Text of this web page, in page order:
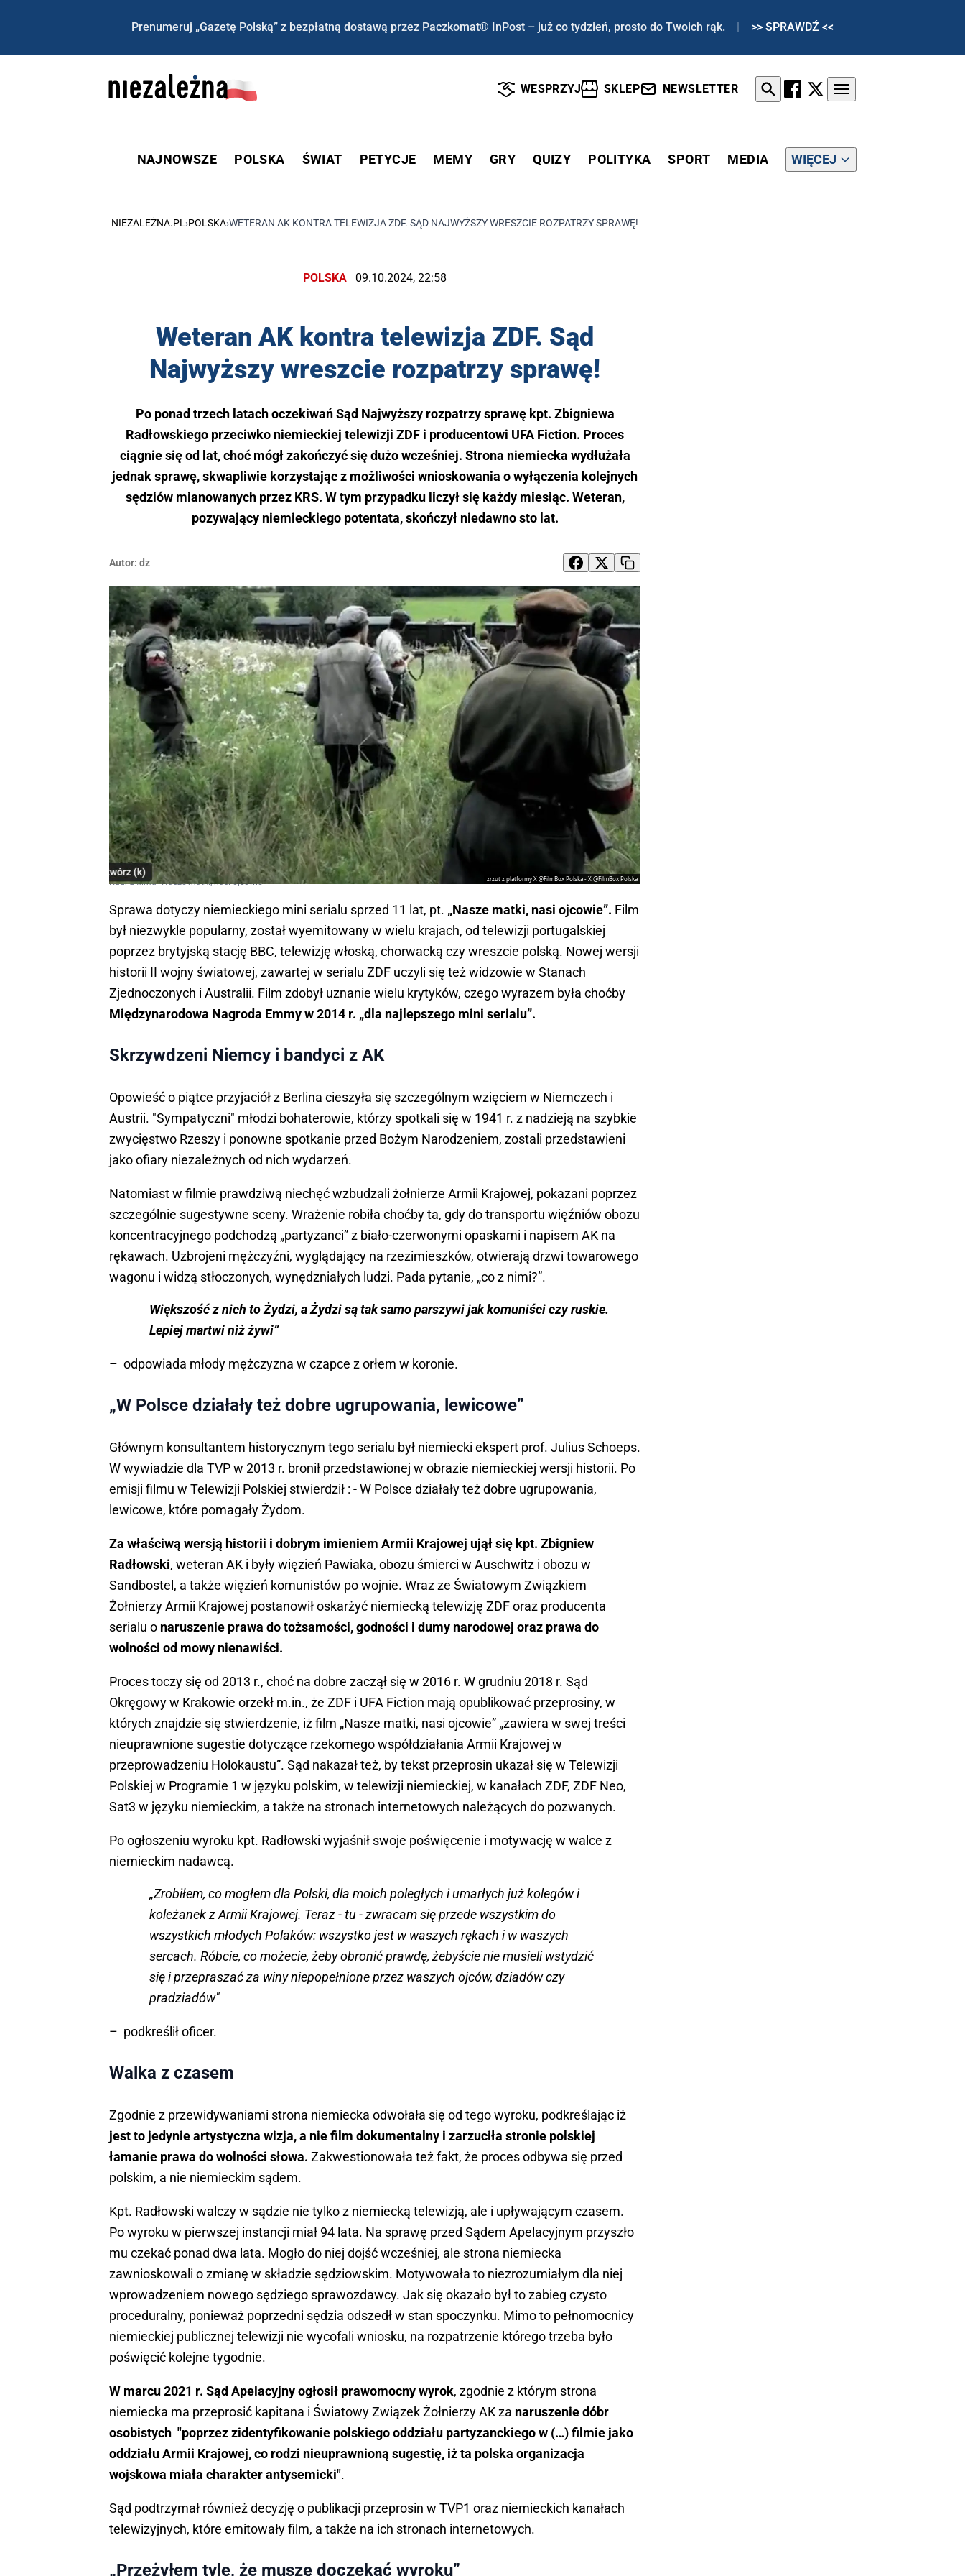
Prenumeruj „Gazetę Polską” z bezpłatną dostawą przez Paczkomat® InPost – już co tydzień, prosto do Twoich rąk. | >> SPRAWDŹ <<
WESPRZYJ SKLEP NEWSLETTER
NAJNOWSZE POLSKA ŚWIAT PETYCJE MEMY GRY QUIZY POLITYKA SPORT MEDIA WIĘCEJ
NIEZALEŻNA.PL ›POLSKA›WETERAN AK KONTRA TELEWIZJA ZDF. SĄD NAJWYŻSZY WRESZCIE ROZPATRZY SPRAWĘ!
POLSKA 09.10.2024, 22:58
Weteran AK kontra telewizja ZDF. Sąd
Najwyższy wreszcie rozpatrzy sprawę!
Po ponad trzech latach oczekiwań Sąd Najwyższy rozpatrzy sprawę kpt. Zbigniewa
Radłowskiego przeciwko niemieckiej telewizji ZDF i producentowi UFA Fiction. Proces
ciągnie się od lat, choć mógł zakończyć się dużo wcześniej. Strona niemiecka wydłużała
jednak sprawę, skwapliwie korzystając z możliwości wnioskowania o wyłączenia kolejnych
sędziów mianowanych przez KRS. W tym przypadku liczył się każdy miesiąc. Weteran,
pozywający niemieckiego potentata, skończył niedawno sto lat.
Autor: dz
zrzut z platformy X @FilmBox Polska - X @FilmBox Polska
Kadr z filmu "Nasze matki, nasi ojcowie"
Sprawa dotyczy niemieckiego mini serialu sprzed 11 lat, pt. „Nasze matki, nasi ojcowie”. Film
był niezwykle popularny, został wyemitowany w wielu krajach, od telewizji portugalskiej
poprzez brytyjską stację BBC, telewizję włoską, chorwacką czy wreszcie polską. Nowej wersji
historii II wojny światowej, zawartej w serialu ZDF uczyli się też widzowie w Stanach
Zjednoczonych i Australii. Film zdobył uznanie wielu krytyków, czego wyrazem była choćby
Międzynarodowa Nagroda Emmy w 2014 r. „dla najlepszego mini serialu”.
Skrzywdzeni Niemcy i bandyci z AK
Opowieść o piątce przyjaciół z Berlina cieszyła się szczególnym wzięciem w Niemczech i
Austrii. "Sympatyczni" młodzi bohaterowie, którzy spotkali się w 1941 r. z nadzieją na szybkie
zwycięstwo Rzeszy i ponowne spotkanie przed Bożym Narodzeniem, zostali przedstawieni
jako ofiary niezależnych od nich wydarzeń.
Natomiast w filmie prawdziwą niechęć wzbudzali żołnierze Armii Krajowej, pokazani poprzez
szczególnie sugestywne sceny. Wrażenie robiła choćby ta, gdy do transportu więźniów obozu
koncentracyjnego podchodzą „partyzanci” z biało-czerwonymi opaskami i napisem AK na
rękawach. Uzbrojeni mężczyźni, wyglądający na rzezimieszków, otwierają drzwi towarowego
wagonu i widzą stłoczonych, wynędzniałych ludzi. Pada pytanie, „co z nimi?”.
Większość z nich to Żydzi, a Żydzi są tak samo parszywi jak komuniści czy ruskie.
Lepiej martwi niż żywi”
– odpowiada młody mężczyzna w czapce z orłem w koronie.
„W Polsce działały też dobre ugrupowania, lewicowe”
Głównym konsultantem historycznym tego serialu był niemiecki ekspert prof. Julius Schoeps.
W wywiadzie dla TVP w 2013 r. bronił przedstawionej w obrazie niemieckiej wersji historii. Po
emisji filmu w Telewizji Polskiej stwierdził : - W Polsce działały też dobre ugrupowania,
lewicowe, które pomagały Żydom.
Za właściwą wersją historii i dobrym imieniem Armii Krajowej ujął się kpt. Zbigniew
Radłowski, weteran AK i były więzień Pawiaka, obozu śmierci w Auschwitz i obozu w
Sandbostel, a także więzień komunistów po wojnie. Wraz ze Światowym Związkiem
Żołnierzy Armii Krajowej postanowił oskarżyć niemiecką telewizję ZDF oraz producenta
serialu o naruszenie prawa do tożsamości, godności i dumy narodowej oraz prawa do
wolności od mowy nienawiści.
Proces toczy się od 2013 r., choć na dobre zaczął się w 2016 r. W grudniu 2018 r. Sąd
Okręgowy w Krakowie orzekł m.in., że ZDF i UFA Fiction mają opublikować przeprosiny, w
których znajdzie się stwierdzenie, iż film „Nasze matki, nasi ojcowie” „zawiera w swej treści
nieuprawnione sugestie dotyczące rzekomego współdziałania Armii Krajowej w
przeprowadzeniu Holokaustu”. Sąd nakazał też, by tekst przeprosin ukazał się w Telewizji
Polskiej w Programie 1 w języku polskim, w telewizji niemieckiej, w kanałach ZDF, ZDF Neo,
Sat3 w języku niemieckim, a także na stronach internetowych należących do pozwanych.
Po ogłoszeniu wyroku kpt. Radłowski wyjaśnił swoje poświęcenie i motywację w walce z
niemieckim nadawcą.
„Zrobiłem, co mogłem dla Polski, dla moich poległych i umarłych już kolegów i
koleżanek z Armii Krajowej. Teraz - tu - zwracam się przede wszystkim do
wszystkich młodych Polaków: wszystko jest w waszych rękach i w waszych
sercach. Róbcie, co możecie, żeby obronić prawdę, żebyście nie musieli wstydzić
się i przepraszać za winy niepopełnione przez waszych ojców, dziadów czy
pradziadów"
– podkreślił oficer.
Walka z czasem
Zgodnie z przewidywaniami strona niemiecka odwołała się od tego wyroku, podkreślając iż
jest to jedynie artystyczna wizja, a nie film dokumentalny i zarzuciła stronie polskiej
łamanie prawa do wolności słowa. Zakwestionowała też fakt, że proces odbywa się przed
polskim, a nie niemieckim sądem.
Kpt. Radłowski walczy w sądzie nie tylko z niemiecką telewizją, ale i upływającym czasem.
Po wyroku w pierwszej instancji miał 94 lata. Na sprawę przed Sądem Apelacyjnym przyszło
mu czekać ponad dwa lata. Mogło do niej dojść wcześniej, ale strona niemiecka
zawnioskowali o zmianę w składzie sędziowskim. Motywowała to niezrozumiałym dla niej
wprowadzeniem nowego sędziego sprawozdawcy. Jak się okazało był to zabieg czysto
proceduralny, ponieważ poprzedni sędzia odszedł w stan spoczynku. Mimo to pełnomocnicy
niemieckiej publicznej telewizji nie wycofali wniosku, na rozpatrzenie którego trzeba było
poświęcić kolejne tygodnie.
W marcu 2021 r. Sąd Apelacyjny ogłosił prawomocny wyrok, zgodnie z którym strona
niemiecka ma przeprosić kapitana i Światowy Związek Żołnierzy AK za naruszenie dóbr
osobistych "poprzez zidentyfikowanie polskiego oddziału partyzanckiego w (…) filmie jako
oddziału Armii Krajowej, co rodzi nieuprawnioną sugestię, iż ta polska organizacja
wojskowa miała charakter antysemicki".
Sąd podtrzymał również decyzję o publikacji przeprosin w TVP1 oraz niemieckich kanałach
telewizyjnych, które emitowały film, a także na ich stronach internetowych.
„Przeżyłem tyle, że muszę doczekać wyroku”